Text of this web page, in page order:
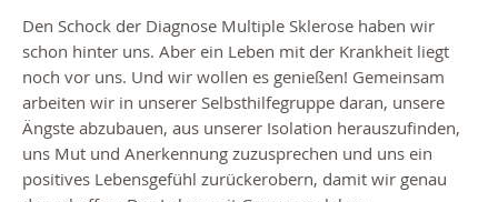
Den Schock der Diagnose Multiple Sklerose haben wir
schon hinter uns. Aber ein Leben mit der Krankheit liegt
noch vor uns. Und wir wollen es genießen! Gemeinsam
arbeiten wir in unserer Selbsthilfegruppe daran, unsere
Ängste abzubauen, aus unserer Isolation herauszufinden,
uns Mut und Anerkennung zuzusprechen und uns ein
positives Lebensgefühl zurückerobern, damit wir genau